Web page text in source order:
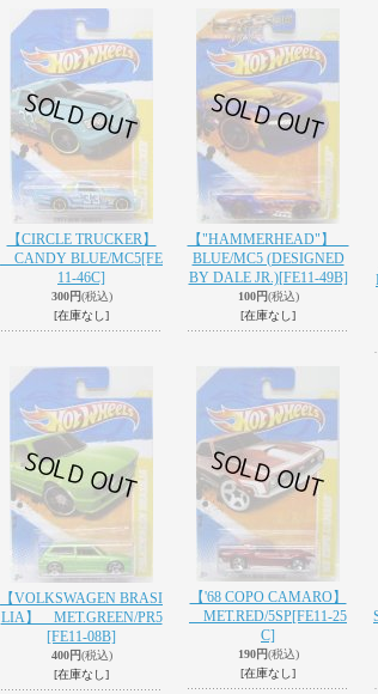
【CIRCLE TRUCKER】
CANDY BLUE/MC5[FE
11-46C]
300円(税込)
[在庫なし]
【"HAMMERHEAD"】
BLUE/MC5 (DESIGNED
BY DALE JR.)[FE11-49B]
100円(税込)
[在庫なし]
【VOLKSWAGEN BRASI
LIA】 MET.GREEN/PR5
[FE11-08B]
400円(税込)
[在庫なし]
【'68 COPO CAMARO】
MET.RED/5SP[FE11-25
C]
190円(税込)
[在庫なし]